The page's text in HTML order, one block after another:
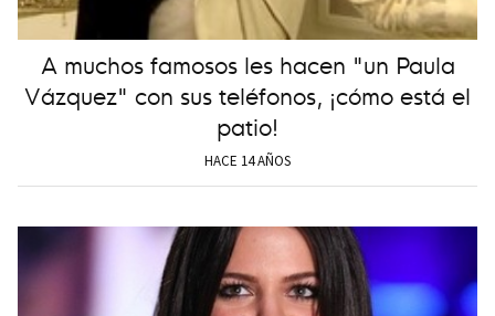
A muchos famosos les hacen "un Paula
Vázquez" con sus teléfonos, ¡cómo está el
patio!
HACE 14 AÑOS